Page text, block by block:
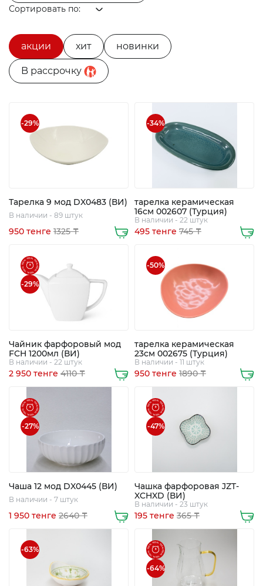
химия
техника
Экибастуз
Экибастуз
Сортировать по:
акции хит новинки
B рассрочку
-29%
Тарелка 9 мод DX0483 (ВИ)
В наличии - 89 штук
950 тенге 1325 ₸
-34%
тарелка керамическая
16см 002607 (Турция)
В наличии - 22 штук
495 тенге 745 ₸
-29%
Чайник фарфоровый мод
FCH 1200мл (ВИ)
В наличии - 22 штук
2 950 тенге 4110 ₸
-50%
тарелка керамическая
23см 002675 (Турция)
В наличии - 11 штук
950 тенге 1890 ₸
-27%
Чаша 12 мод DX0445 (ВИ)
В наличии - 7 штук
1 950 тенге 2640 ₸
-47%
Чашка фарфоровая JZT-
XCHXD (ВИ)
В наличии - 23 штук
195 тенге 365 ₸
-63%
-64%